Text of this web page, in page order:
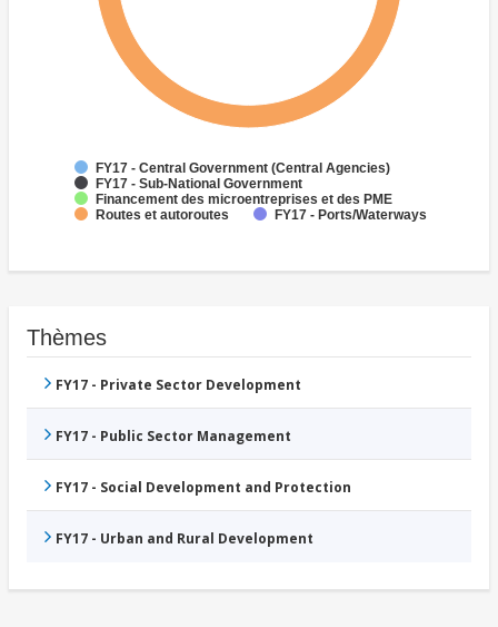
FY17 - Central Government (Central Agencies)
FY17 - Sub-National Government
Financement des microentreprises et des PME
Routes et autoroutes
FY17 - Ports/Waterways
Thèmes
FY17 - Private Sector Development
FY17 - Public Sector Management
FY17 - Social Development and Protection
FY17 - Urban and Rural Development